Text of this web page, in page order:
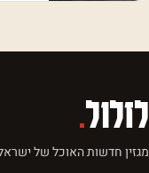
לזלול.
מגזין חדשות האוכל של